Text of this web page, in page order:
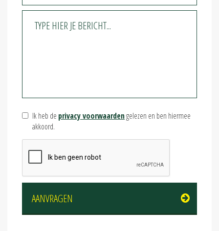
Ik heb de privacy voorwaardengelezen en ben hiermee
akkoord.
AANVRAGEN